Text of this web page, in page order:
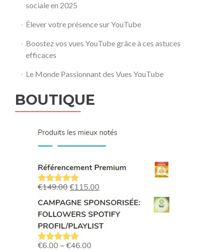
sociale en 2025
Élever votre présence sur YouTube
Boostez vos vues YouTube grâce à ces astuces
efficaces
Le Monde Passionnant des Vues YouTube
BOUTIQUE